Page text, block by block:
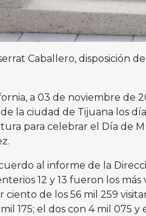
Caballero, disposición
a 03 de noviembre de
la ciudad de Tijuana los
para celebrar el Día de
al informe de la
12 y 13 fueron los
ciento de los 56 mil 259
175; el dos con 4 mil 075